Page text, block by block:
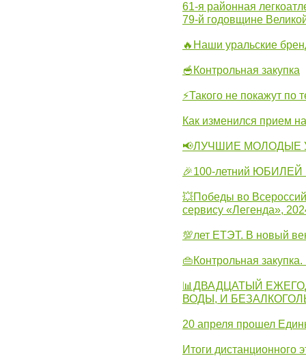
61-я районная
79-й годовщине
🔥Наши уральские
🥣Контрольная закупка
⚡Такого не покажут по
Как изменился прием
📢ЛУЧШИЕ МОЛОДЫЕ
🎉100-летний ЮБИЛЕЙ
💥Победы во
сервису «Легенда»,
💯лет ЕТЭТ. В новый
👜Контрольная
📊ДВАДЦАТЫЙ
ВОДЫ, И
20 апреля прошел
Итоги дистанционного